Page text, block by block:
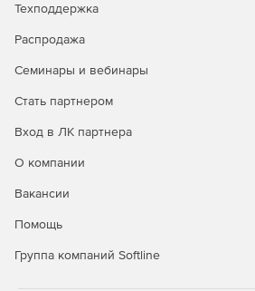
Техподдержка
Распродажа
Семинары и вебинары
Стать партнером
Вход в ЛК партнера
О компании
Вакансии
Помощь
Группа компаний Softline